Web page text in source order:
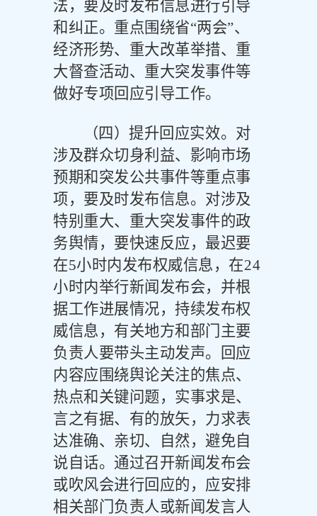
法，要及时发布信息进行引导
和纠正。重点围绕省“两会”、
经济形势、重大改革举措、重
大督查活动、重大突发事件等
做好专项回应引导工作。
（四）提升回应实效。 对
涉及群众切身利益、影响市场
预期和突发公共事件等重点事
项，要及时发布信息。对涉及
特别重大、重大突发事件的政
务舆情，要快速反应，最迟要
在5小时内发布权威信息，在24
小时内举行新闻发布会，并根
据工作进展情况，持续发布权
威信息，有关地方和部门主要
负责人要带头主动发声。回应
内容应围绕舆论关注的焦点、
热点和关键问题，实事求是、
言之有据、有的放矢，力求表
达准确、亲切、自然，避免自
说自话。通过召开新闻发布会
或吹风会进行回应的，应安排
相关部门负责人或新闻发言人